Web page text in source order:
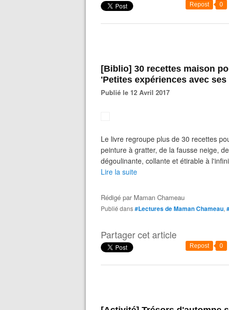
Repost 0
[Biblio] 30 recettes maison pour s'amuser en famille avec
'Petites expériences avec
Publié le 12 Avril 2017
Le livre regroupe plus de 30 recettes
peinture à gratter, de la fausse neige,
dégoulinante, collante et étirable à
Lire la suite
Rédigé par Maman Chameau
Publié dans#Lectures de Maman Chameau,
Partager cet article
Repost 0